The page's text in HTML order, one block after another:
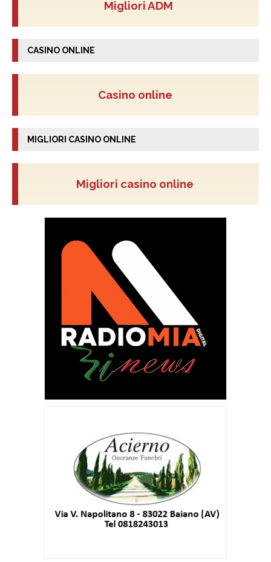
Migliori ADM
CASINO ONLINE
Casino online
MIGLIORI CASINO ONLINE
Migliori casino online